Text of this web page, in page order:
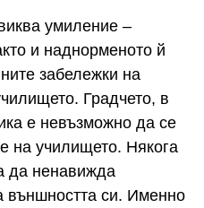
умиление –
и наднорменото й
забележки на
Градчето, в
е невъзможно да се
на училището. Някога
да ненавижда
външността си. Именно